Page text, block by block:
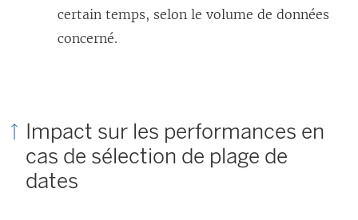
certain temps, selon le volume de données
concerné.
Impact sur les performances en
cas de sélection de plage de
dates